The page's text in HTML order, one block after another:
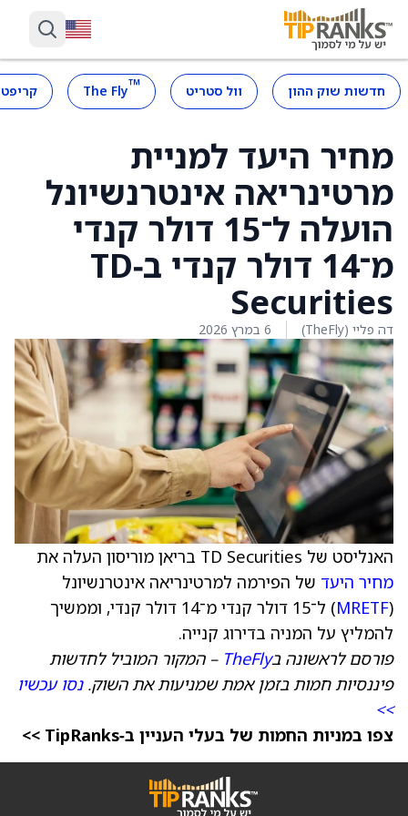
חדשות שוק ההון וול סטריט ™
The Fly
מחיר היעד למניית
מרטינריאה אינטרנשיונל
הועלה ל־15 דולר קנדי
מ־14 דולר קנדי ב‑TD
Securities
דה פליי (TheFly) 6 במרץ 2026
האנליסט של TD Securities בריאן מוריסון העלה את
מחיר היעד של הפירמה למרטינריאה אינטרנשיונל
(
MRETF
) ל־15 דולר קנדי מ־14 דולר קנדי, וממשיך
להמליץ על המניה בדירוג קנייה.
פורסם לראשונה בTheFly – המקור המוביל לחדשות
פיננסיות חמות בזמן אמת שמניעות את השוק.נסו עכשיו
>>
צפו במניות החמות של בעלי העניין ב‑TipRanks >>